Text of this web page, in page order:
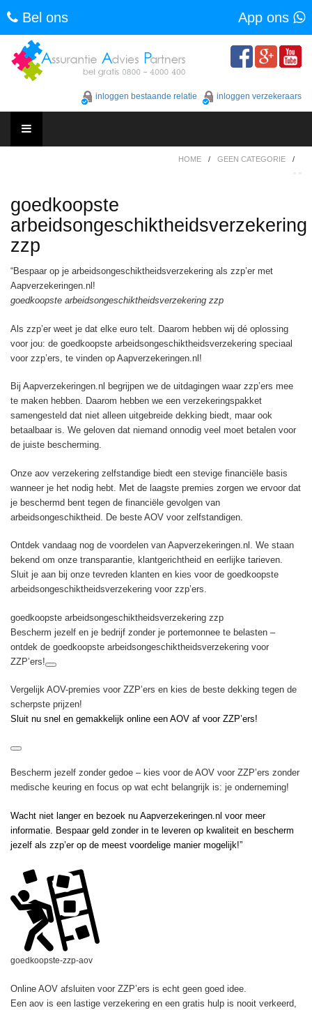
Bel ons App ons
content
inloggen bestaande relatie inloggen verzekeraars
HOME / GEEN CATEGORIE /
goedkoopste
arbeidsongeschiktheidsverzekering
zzp
“Bespaar op je arbeidsongeschiktheidsverzekering als zzp’er met
Aapverzekeringen.nl!
goedkoopste arbeidsongeschiktheidsverzekering zzp
Als zzp’er weet je dat elke euro telt. Daarom hebben wij dé oplossing
voor jou: de goedkoopste arbeidsongeschiktheidsverzekering speciaal
voor zzp’ers, te vinden op Aapverzekeringen.nl!
Bij Aapverzekeringen.nl begrijpen we de uitdagingen waar zzp’ers mee
te maken hebben. Daarom hebben we een verzekeringspakket
samengesteld dat niet alleen uitgebreide dekking biedt, maar ook
betaalbaar is. We geloven dat niemand onnodig veel moet betalen voor
de juiste bescherming.
Onze aov verzekering zelfstandige biedt een stevige financiële basis
wanneer je het nodig hebt. Met de laagste premies zorgen we ervoor dat
je beschermd bent tegen de financiële gevolgen van
arbeidsongeschiktheid. De beste AOV voor zelfstandigen.
Ontdek vandaag nog de voordelen van Aapverzekeringen.nl. We staan
bekend om onze transparantie, klantgerichtheid en eerlijke tarieven.
Sluit je aan bij onze tevreden klanten en kies voor de goedkoopste
arbeidsongeschiktheidsverzekering voor zzp’ers.
goedkoopste arbeidsongeschiktheidsverzekering zzp
Bescherm jezelf en je bedrijf zonder je portemonnee te belasten –
ontdek de goedkoopste arbeidsongeschiktheidsverzekering voor
ZZP’ers!
Vergelijk AOV-premies voor ZZP’ers en kies de beste dekking tegen de
scherpste prijzen!
Sluit nu snel en gemakkelijk online een AOV af voor ZZP’ers!
Bescherm jezelf zonder gedoe – kies voor de AOV voor ZZP’ers zonder
medische keuring en focus op wat echt belangrijk is: je onderneming!
Wacht niet langer en bezoek nu Aapverzekeringen.nl voor meer
informatie. Bespaar geld zonder in te leveren op kwaliteit en bescherm
jezelf als zzp’er op de meest voordelige manier mogelijk!”
goedkoopste-zzp-aov
Online AOV afsluiten voor ZZP’ers is echt geen goed idee.
Een aov is een lastige verzekering en een gratis hulp is nooit verkeerd,